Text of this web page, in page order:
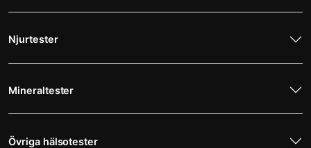
Njurtester
Mineraltester
Övriga hälsotester